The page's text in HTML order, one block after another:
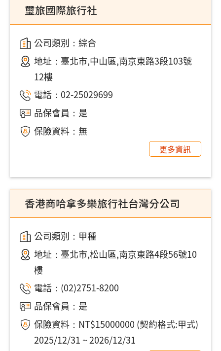
璽旅國際旅行社
公司類別：綜合
地址： 臺北市,中山區,南京東路3段103號
12樓
電話： 02-25029699
品保會員：是
保險資料：無
更多資訊
香港商哈拿多樂旅行社台灣分公司
公司類別：甲種
地址： 臺北市,松山區,南京東路4段56號10
樓
電話： (02)2751-8200
品保會員：是
保險資料：NT$15000000 (契約格式:甲式)
2025/12/31 ~ 2026/12/31